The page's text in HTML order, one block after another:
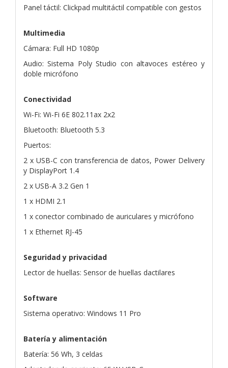
Panel táctil: Clickpad multitáctil compatible con gestos
Multimedia
Cámara: Full HD 1080p
Audio: Sistema Poly Studio con altavoces estéreo y
doble micrófono
Conectividad
Wi-Fi: Wi-Fi 6E 802.11ax 2x2
Bluetooth: Bluetooth 5.3
Puertos:
2 x USB-C con transferencia de datos, Power Delivery
y DisplayPort 1.4
2 x USB-A 3.2 Gen 1
1 x HDMI 2.1
1 x conector combinado de auriculares y micrófono
1 x Ethernet RJ-45
Seguridad y privacidad
Lector de huellas: Sensor de huellas dactilares
Software
Sistema operativo: Windows 11 Pro
Batería y alimentación
Batería: 56 Wh, 3 celdas